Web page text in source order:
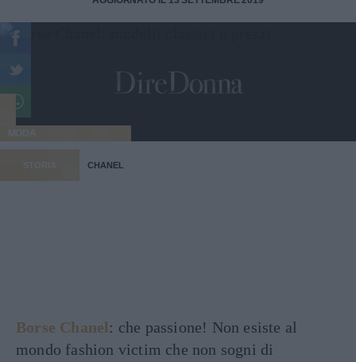
MODA
STORIA CHANEL
Borse Chanel: che passione! Non esiste al
mondo fashion victim che non sogni di